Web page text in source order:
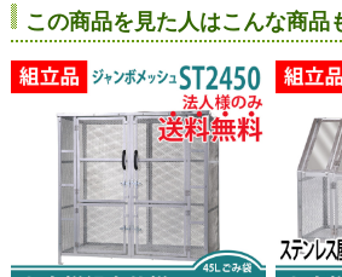
この商品を見た人はこんな商品